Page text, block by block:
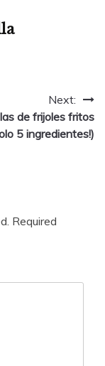
Next:
de frijoles fritos
5 ingredientes!)
Required